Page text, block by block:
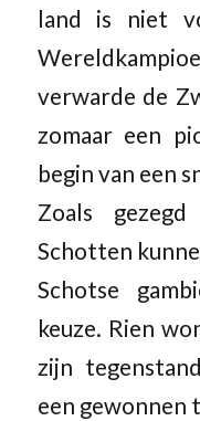
land is niet
verwarde de
zomaar een
begin van een
Zoals
Schotten
Schotse
keuze. Rien
zijn
een gewonnen